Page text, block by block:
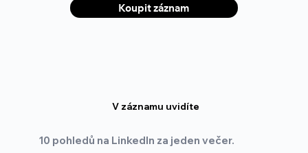
Koupit záznam
V záznamu uvidíte
10 pohledů na LinkedIn za jeden večer.